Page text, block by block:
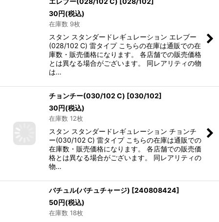
30円(税込)
在庫数 9枚
スタン スタンダードレギュレーション エレブー
(028/102 C) 雷タイプ こちらの在庫は通販での在
庫数・販売価格になります。 各店舗での販売価格
とは異なる場合がございます。 同レアリティの物
は…
チョンチー(030/102 C) [030/102]
30円(税込)
在庫数 12枚
スタン スタンダードレギュレーション チョンチ
ー(030/102 C) 雷タイプ こちらの在庫は通販での
在庫数・販売価格になります。 各店舗での販売価
格とは異なる場合がございます。 同レアリティの
物…
バチュル(バチュチャージ) [240808424]
50円(税込)
在庫数 18枚